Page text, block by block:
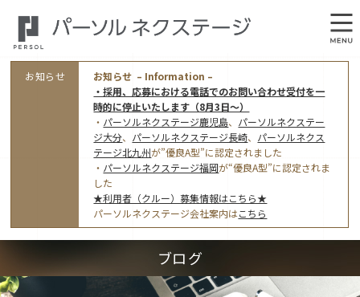
オフィス案内・アクセス
アクセストップ
東京オフィス
事業モデルと仕事内容
ワークスタイル
お知らせ
お知らせ – Information –
・採用、応募における電話でのお問い合わせ受付を一
時的に停止いたします（8月3日～）
・ パーソルネクステージ鹿児島、 パーソルネクステー
ジ大分、 パーソルネクステージ長崎、 パーソルネクス
テージ北九州が”優良A型”に認定されました
・ パーソルネクステージ福岡が“優良A型”に認定されま
した
★利用者（クルー）募集情報はこちら★
パーソルネクステージ会社案内はこちら
ブログ